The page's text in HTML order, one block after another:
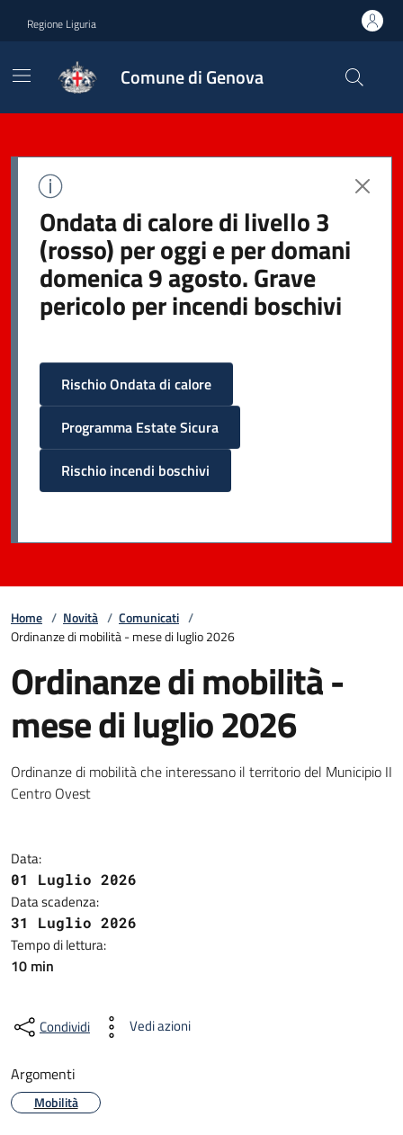
Regione Liguria
Comune di Genova
Ondata di calore di livello 3
(rosso) per oggi e per domani
domenica 9 agosto. Grave
pericolo per incendi boschivi
Rischio Ondata di calore
Programma Estate Sicura
Rischio incendi boschivi
Home / Novità / Comunicati /
Ordinanze di mobilità - mese di luglio 2026
Ordinanze di mobilità -
mese di luglio 2026
Ordinanze di mobilità che interessano il territorio del Municipio II
Centro Ovest
Data:
01 Luglio 2026
Data scadenza:
31 Luglio 2026
Tempo di lettura:
10 min
Condividi Vedi azioni
Argomenti
Mobilità